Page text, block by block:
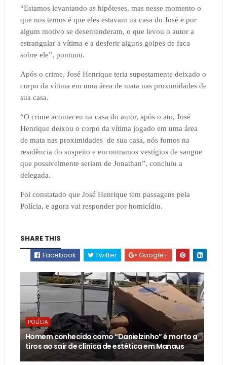
“Estamos levantando as hipóteses, mas nesse momento o
que nos temos é que eles estavam na casa do José e por
algum motivo se desentenderam, o que levou o autor a
estrangular a vítima e a desferir alguns golpes de faca
sobre ele”, pontuou.
Após o crime, José Henrique teria supostamente deixado o
corpo da vítima em uma área de mata nas proximidades de
sua casa.
“O crime aconteceu na casa do autor, após o ato, José
Henrique deixou o corpo da vítima jogado em uma área
de mata nas proximidades de sua casa, nós fomos na
residência do suspeito e encontramos vestígios de sangue
que possivelmente seriam de Jonathan”, concluiu a
delegada.
Foi constatado que José Henrique tem passagens pela
Polícia, e agora vai responder por homicídio.
SHARE THIS
Facebook
Twitter Google+
POLÍCIA
Homem conhecido como “Danielzinho” é morto a
tiros ao sair de clínica de estética em Manaus